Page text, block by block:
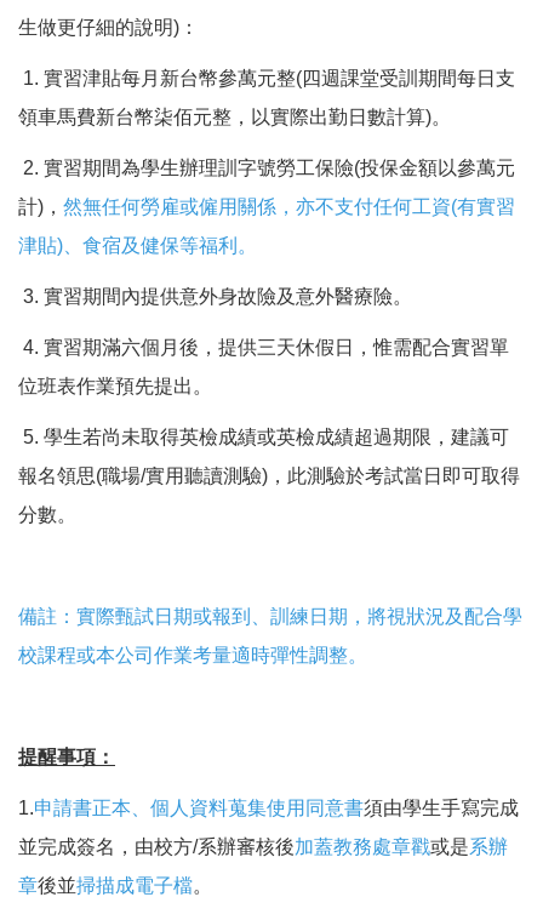
生做更仔細的說明)：
1. 實習津貼每月新台幣參萬元整(四週課堂受訓期間每日支
領車馬費新台幣柒佰元整，以實際出勤日數計算)。
2. 實習期間為學生辦理訓字號勞工保險(投保金額以參萬元
計)， 然無任何勞雇或僱用關係，亦不支付任何工資(有實習
津貼)、食宿及健保等福利。
3. 實習期間內提供意外身故險及意外醫療險。
4. 實習期滿六個月後，提供三天休假日，惟需配合實習單
位班表作業預先提出。
5. 學生若尚未取得英檢成績或英檢成績超過期限，建議可
報名領思(職場/實用聽讀測驗)，此測驗於考試當日即可取得
分數。
備註：實際甄試日期或報到、訓練日期，將視狀況及配合學
校課程或本公司作業考量適時彈性調整。
提醒事項：
1.申請書正本、個人資料蒐集使用同意書須由學生手寫完成
並完成簽名，由校方/系辦審核後加蓋教務處章戳或是系辦
章後並掃描成電子檔。